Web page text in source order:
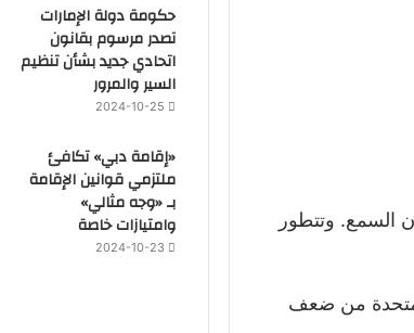
السمع. وتتطور
و 64 عاماً في الولايات المتحدة من ضعف
حكومة دولة الإمارات
تصدر مرسوم بقانون
اتحادي جديد بشأن تنظيم
السير والمرور
2024-10-25
«إقامة دبي» تكافئ
ملتزمي قوانين الإقامة
بـ «وجه مثالي»
وامتيازات خاصة
2024-10-23